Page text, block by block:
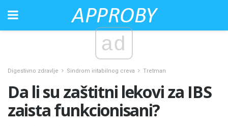
ad
Digestivno zdravlje Sindrom iritabilnog creva Tretman
Da li su zaštitni lekovi za IBS
zaista funkcionisani?